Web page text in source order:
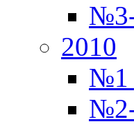
2010
№1